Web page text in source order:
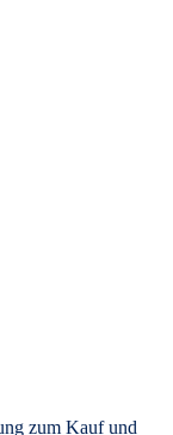
zum Kauf und